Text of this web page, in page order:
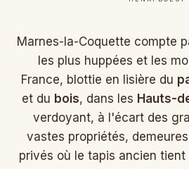
Marnes-la-Coquette compte
les plus huppées et les
France, blottie en lisière du
et du bois, dans les Hauts-
verdoyant, à l'écart des
vastes propriétés,
privés où le tapis ancien